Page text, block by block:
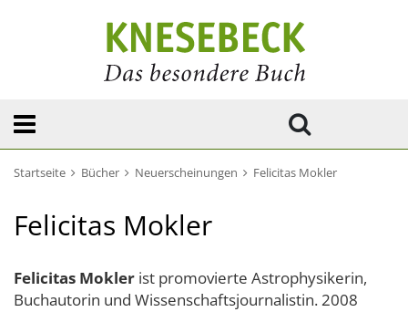
Startseite Bücher Neuerscheinungen Felicitas Mokler
Felicitas Mokler
Felicitas Mokler ist promovierte Astrophysikerin,
Buchautorin und Wissenschaftsjournalistin. 2008